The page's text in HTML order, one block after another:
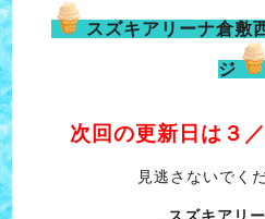
スズキアリーナ倉
ジ
次回の更新日は３
見逃さないでく